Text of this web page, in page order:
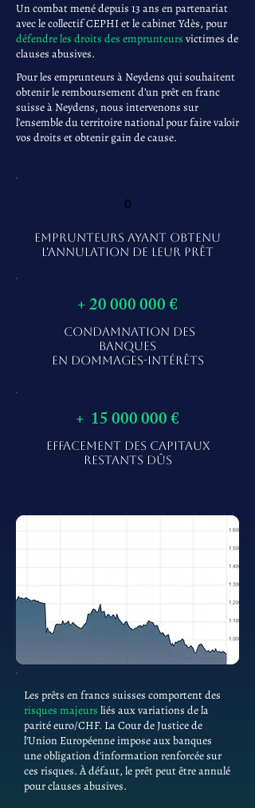
Un combat mené depuis 13 ans en partenariat
avec le collectif CEPHI et le cabinet Ydès, pour
défendre les droits des emprunteurs victimes de
clauses abusives.
Pour les emprunteurs à Neydens qui souhaitent
obtenir le remboursement d’un prêt en franc
suisse à Neydens, nous intervenons sur
l'ensemble du territoire national pour faire valoir
vos droits et obtenir gain de cause.
0
EMPRUNTEURS AYANT OBTENU
L'ANNULATION DE LEUR PRÊT
+20 000 000€
CONDAMNATION DES
BANQUES
EN DOMMAGES-INTÉRÊTS
+ 15 000 000€
EFFACEMENT DES CAPITAUX
RESTANTS DÛS
Les prêts en francs suisses comportent des
risques majeurs liés aux variations de la
parité euro/CHF. La Cour de Justice de
l'Union Européenne impose aux banques
une obligation d'information renforcée sur
ces risques. À défaut, le prêt peut être annulé
pour clauses abusives.